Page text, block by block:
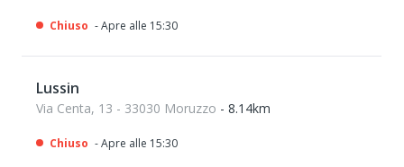
Chiuso - Apre alle 15:30
Lussin
Via Centa, 13 - 33030 Moruzzo - 8.14km
Chiuso - Apre alle 15:30